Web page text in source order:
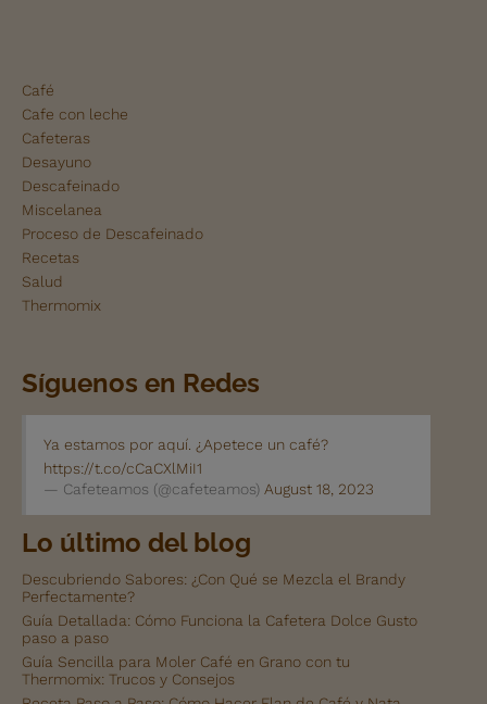
Café
Cafe con leche
Cafeteras
Desayuno
Descafeinado
Miscelanea
Proceso de Descafeinado
Recetas
Salud
Thermomix
Síguenos en Redes
Ya estamos por aquí. ¿Apetece un café?
https://t.co/cCaCXlMiI1
— Cafeteamos (@cafeteamos) August 18, 2023
Lo último del blog
Descubriendo Sabores: ¿Con Qué se Mezcla el Brandy
Perfectamente?
Guía Detallada: Cómo Funciona la Cafetera Dolce Gusto
paso a paso
Guía Sencilla para Moler Café en Grano con tu
Thermomix: Trucos y Consejos